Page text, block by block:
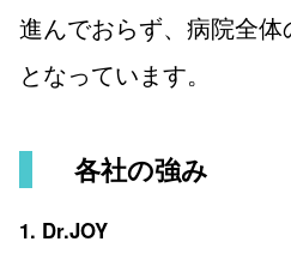
進んでおらず、病院全
となっています。
各社の強み
1. Dr.JOY